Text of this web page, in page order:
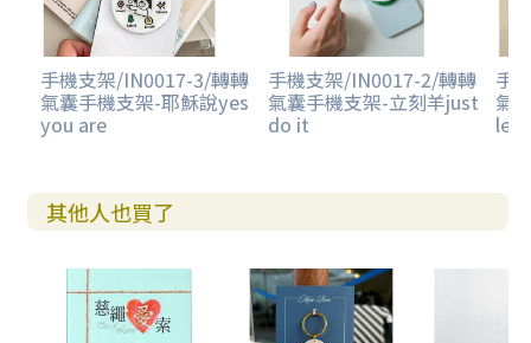
手機支架/IN0017-3/轉轉
氣囊手機支架-耶穌說yes
you are
手機支架/IN0017-2/轉轉
氣囊手機支架-立刻羊just
do it
手
氣
其他人也買了